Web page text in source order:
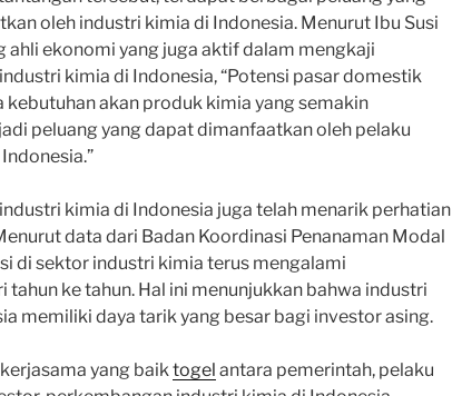
oleh industri kimia di Indonesia. Menurut Ibu Susi
ahli ekonomi yang juga aktif dalam mengkaji
kimia di Indonesia, “Potensi pasar domestik
kebutuhan akan produk kimia yang semakin
peluang yang dapat dimanfaatkan oleh pelaku
kimia di Indonesia juga telah menarik perhatian
data dari Badan Koordinasi Penanaman Modal
di sektor industri kimia terus mengalami
tahun ke tahun. Hal ini menunjukkan bahwa industri
memiliki daya tarik yang besar bagi investor asing.
yang baik togel antara pemerintah, pelaku